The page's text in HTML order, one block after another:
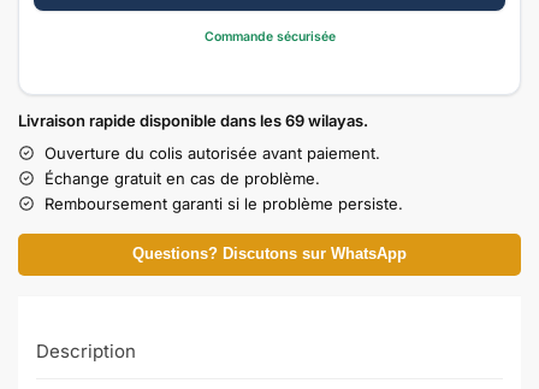
Commande sécurisée
Livraison rapide disponible dans les 69 wilayas.
Ouverture du colis autorisée avant paiement.
Échange gratuit en cas de problème.
Remboursement garanti si le problème persiste.
Questions? Discutons sur WhatsApp
Description